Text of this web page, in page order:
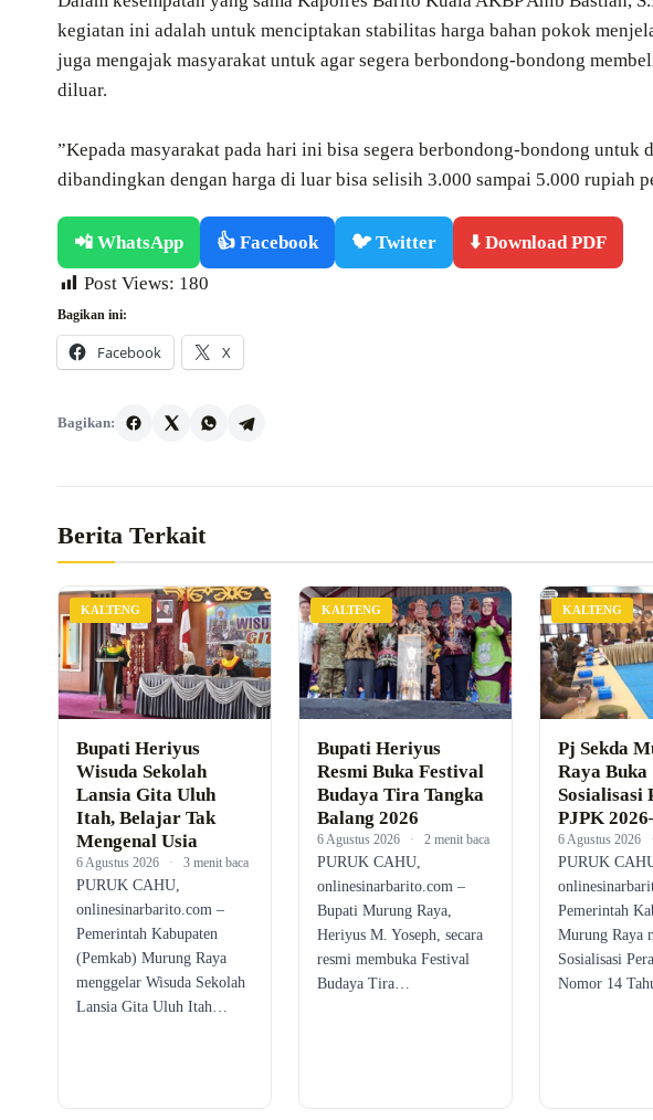
kegiatan ini adalah untuk menciptakan stabilitas harga bahan pokok
juga mengajak masyarakat untuk agar segera berbondong-bondong
diluar.
‎”Kepada masyarakat pada hari ini bisa segera berbondong-bondong untuk
dibandingkan dengan harga di luar bisa selisih 3.000 sampai 5.000 rupiah
📲 WhatsApp 👍 Facebook 🐦 Twitter
⬇️ Download PDF
Post Views: 180
Bagikan ini:
Facebook X
Bagikan:
Berita Terkait
KALTENG
Bupati Heriyus
Wisuda Sekolah
Lansia Gita Uluh
Itah, Belajar Tak
Mengenal Usia
6 Agustus 2026 · 3 menit baca
PURUK CAHU,
onlinesinarbarito.com –
Pemerintah Kabupaten
(Pemkab) Murung Raya
menggelar Wisuda Sekolah
Lansia Gita Uluh Itah…
KALTENG
Bupati Heriyus
Resmi Buka Festival
Budaya Tira Tangka
Balang 2026
6 Agustus 2026 · 2 menit baca
PURUK CAHU,
onlinesinarbarito.com –
Bupati Murung Raya,
Heriyus M. Yoseph, secara
resmi membuka Festival
Budaya Tira…
KALTENG
Pj Sekda
Raya Buka
Sosialisasi
PJPK
6 Agustus 2026 ·
PURUK
Pemerintah
Murung Raya
Sosialisasi
Nomor 14